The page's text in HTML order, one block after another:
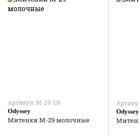
Артикул: М-29 119
Odyssey
Митенки М-29 молочные
Odyssey